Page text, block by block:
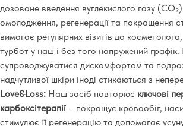
дозоване введення вуглекислого газу (CO₂)
омолодження, регенерації та покращення
вимагає регулярних візитів до
турбот у наш і без того напружений
супроводжуватися дискомфортом та
надчутливої шкіри іноді стикаються з
Love&Loss: Наш засіб повторює ключові
карбоксітерапії – покращує кровообіг,
стимулює її регенерацію та допомагає